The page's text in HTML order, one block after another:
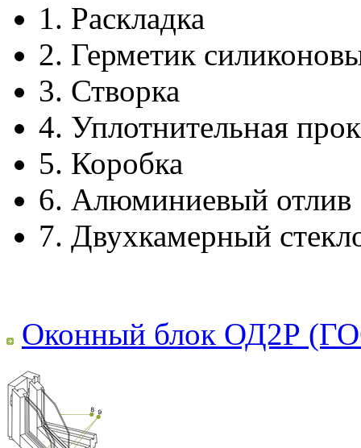
1. Раскладка
2. Герметик
3. Створка
4. Уплотнительная
5. Коробка
6. Алюминиевый отлив
7. Двухкамерный
Оконный блок ОД2Р